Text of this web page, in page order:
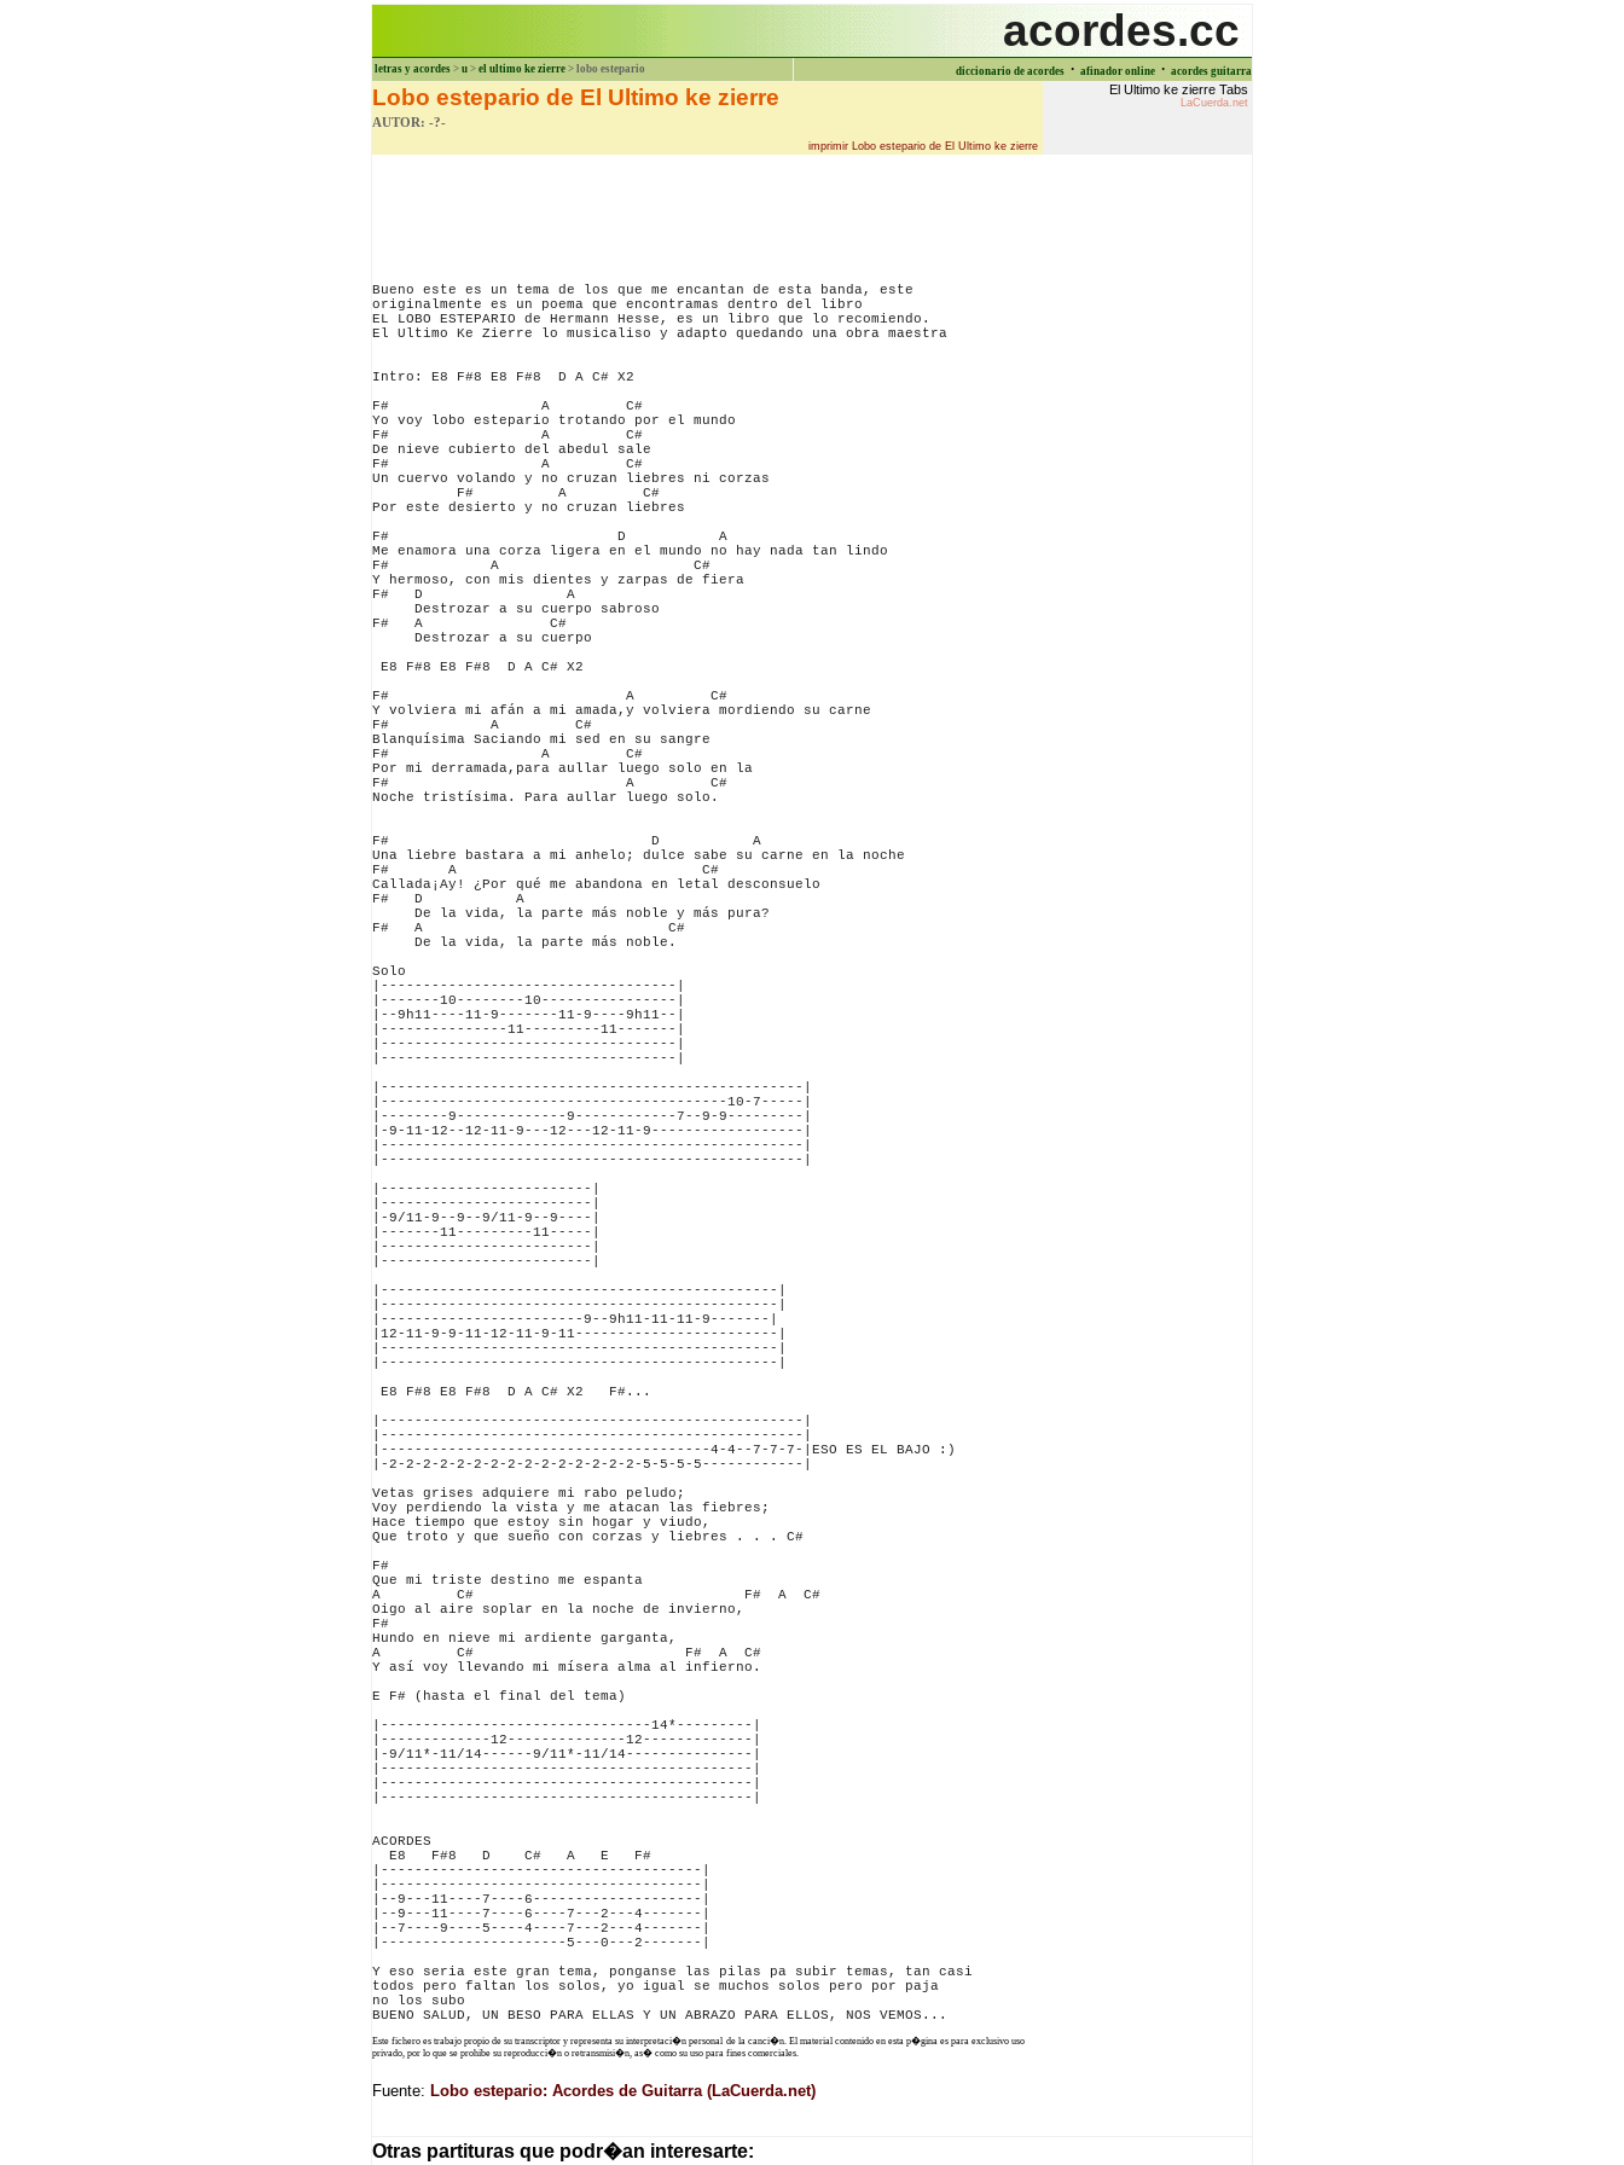
acordes.cc
letras y acordes > u > el ultimo ke zierre > lobo estepario diccionario de acordes · afinador online · acordes guitarra
Lobo estepario de El Ultimo ke zierre
AUTOR: -?-
El Ultimo ke zierre Tabs
LaCuerda.net
imprimir Lobo estepario de El Ultimo ke zierre
Bueno este es un tema de los que me encantan de esta banda, este
originalmente es un poema que encontramas dentro del libro
EL LOBO ESTEPARIO de Hermann Hesse, es un libro que lo recomiendo.
El Ultimo Ke Zierre lo musicaliso y adapto quedando una obra maestra
Intro: E8 F#8 E8 F#8  D A C# X2
F#                  A         C#
Yo voy lobo estepario trotando por el mundo
F#                  A         C#
De nieve cubierto del abedul sale
F#                  A         C#
Un cuervo volando y no cruzan liebres ni corzas
          F#          A         C#
Por este desierto y no cruzan liebres
F#                           D           A
Me enamora una corza ligera en el mundo no hay nada tan lindo
F#            A                       C#
Y hermoso, con mis dientes y zarpas de fiera
F#   D                 A
     Destrozar a su cuerpo sabroso
F#   A               C#
     Destrozar a su cuerpo
E8 F#8 E8 F#8  D A C# X2
F#                            A         C#
Y volviera mi afán a mi amada,y volviera mordiendo su carne
F#            A         C#
Blanquísima Saciando mi sed en su sangre
F#                  A         C#
Por mi derramada,para aullar luego solo en la
F#                            A         C#
Noche tristísima. Para aullar luego solo.
F#                               D           A
Una liebre bastara a mi anhelo; dulce sabe su carne en la noche
F#       A                             C#
Callada¡Ay! ¿Por qué me abandona en letal desconsuelo
F#   D           A
     De la vida, la parte más noble y más pura?
F#   A                             C#
     De la vida, la parte más noble.
Solo
|-----------------------------------|
|-------10--------10----------------|
|--9h11----11-9-------11-9----9h11--|
|---------------11---------11-------|
|-----------------------------------|
|-----------------------------------|
|--------------------------------------------------|
|-----------------------------------------10-7-----|
|--------9-------------9------------7--9-9---------|
|-9-11-12--12-11-9---12---12-11-9------------------|
|--------------------------------------------------|
|--------------------------------------------------|
|-------------------------|
|-------------------------|
|-9/11-9--9--9/11-9--9----|
|-------11---------11-----|
|-------------------------|
|-------------------------|
|-----------------------------------------------|
|-----------------------------------------------|
|------------------------9--9h11-11-11-9-------|
|12-11-9-9-11-12-11-9-11------------------------|
|-----------------------------------------------|
|-----------------------------------------------|
E8 F#8 E8 F#8  D A C# X2   F#...
|--------------------------------------------------|
|--------------------------------------------------|
|---------------------------------------4-4--7-7-7-|ESO ES EL BAJO :)
|-2-2-2-2-2-2-2-2-2-2-2-2-2-2-2-5-5-5-5------------|
Vetas grises adquiere mi rabo peludo;
Voy perdiendo la vista y me atacan las fiebres;
Hace tiempo que estoy sin hogar y viudo,
Que troto y que sueño con corzas y liebres . . . C#
F#
Que mi triste destino me espanta
A         C#                                F#  A  C#
Oigo al aire soplar en la noche de invierno,
F#
Hundo en nieve mi ardiente garganta,
A         C#                         F#  A  C#
Y así voy llevando mi mísera alma al infierno.
E F# (hasta el final del tema)
|--------------------------------14*---------|
|-------------12--------------12-------------|
|-9/11*-11/14------9/11*-11/14---------------|
|--------------------------------------------|
|--------------------------------------------|
|--------------------------------------------|
ACORDES
  E8   F#8   D    C#   A   E   F#
|--------------------------------------|
|--------------------------------------|
|--9---11----7----6--------------------|
|--9---11----7----6----7---2---4-------|
|--7----9----5----4----7---2---4-------|
|----------------------5---0---2-------|
Y eso seria este gran tema, ponganse las pilas pa subir temas, tan casi
todos pero faltan los solos, yo igual se muchos solos pero por paja
no los subo
Este fichero es trabajo propio de su transcriptor y representa su interpretaci�n personal de la canci�n. El material contenido en esta p�gina es para exclusivo uso
privado, por lo que se prohibe su reproducci�n o retransmisi�n, as� como su uso para fines comerciales.
Fuente: Lobo estepario: Acordes de Guitarra (LaCuerda.net)
Otras partituras que podr�an interesarte: